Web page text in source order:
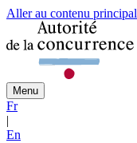
Aller au contenu principal
Menu
Fr
|
En